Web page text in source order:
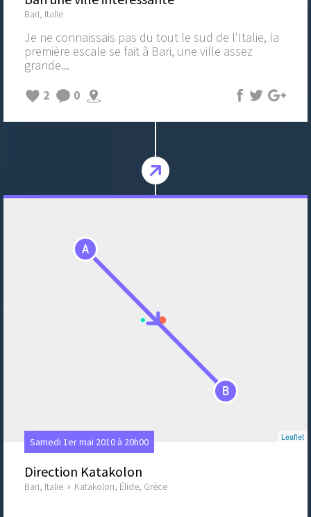
Bari, Italie
Je ne connaissais pas du tout le sud de l'Italie, la
première escale se fait à Bari, une ville assez
grande...
2
0
A
B
Leaflet
Samedi 1er mai 2010 à 20h00
Direction Katakolon
Bari, Italie › Katakolon, Élide, Grèce